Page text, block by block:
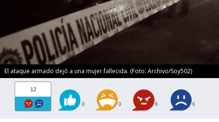
El ataque armado dejó a una mujer fallecida. (Foto: Archivo/Soy502)
12
0 0 6 6